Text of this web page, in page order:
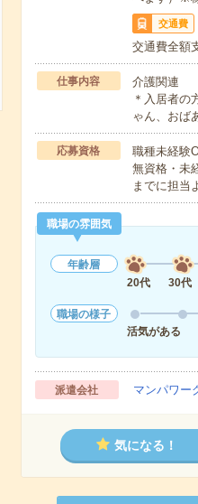
交通費
交通費全額
仕事内容
介護関連
＊入居者の
ゃん、おば
応募資格
職種未経験
無資格・未
までに担当
職場の雰囲気
年齢層
20代
30代
職場の様子
活気がある
派遣会社 マンパワー
気になる！